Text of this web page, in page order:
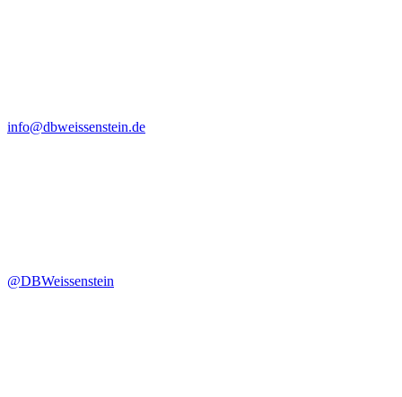
info@dbweissenstein.de
@DBWeissenstein